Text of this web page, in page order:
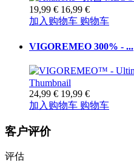
19,99 € 16,99 €
加入购物车 购物车
VIGOREMEO 300% - ...
24,99 € 19,99 €
加入购物车 购物车
客户评价
评估